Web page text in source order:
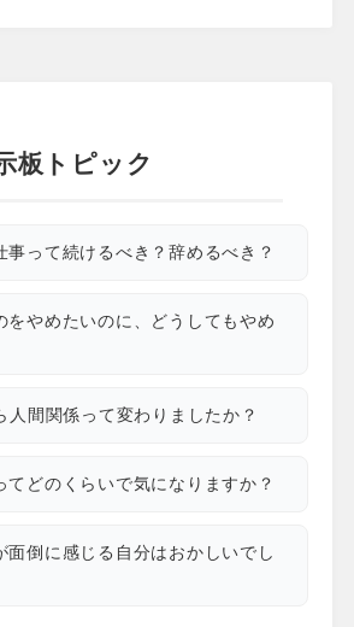
板トピック
事って続けるべき？辞めるべき？
をやめたいのに、どうしてもやめ
人間関係って変わりましたか？
てどのくらいで気になりますか？
面倒に感じる自分はおかしいでし